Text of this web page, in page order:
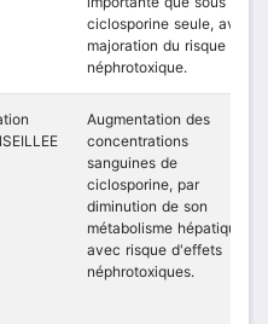
ciclosporine seule, avec
majoration du risque
néphrotoxique.
Augmentation des
concentrations
sanguines de
ciclosporine, par
diminution de son
métabolisme hépatique,
avec risque d'effets
néphrotoxiques.